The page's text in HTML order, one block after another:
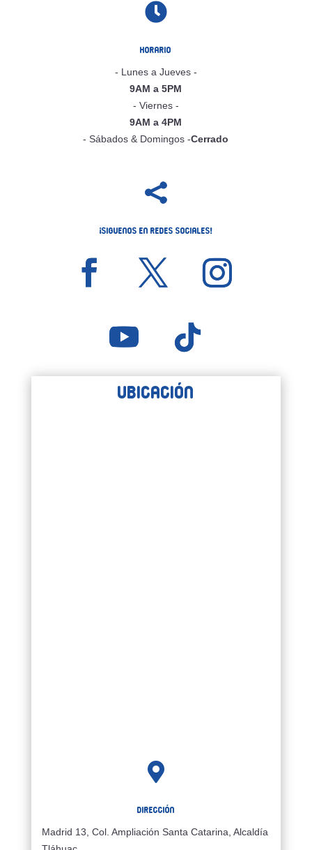

Horario
- Lunes a Jueves -
9AM a 5PM
- Viernes -
9AM a 4PM
- Sábados & Domingos -Cerrado

¡Siguenos en Redes Sociales!
Ubicación

Dirección
Madrid 13, Col. Ampliación Santa Catarina, Alcaldía